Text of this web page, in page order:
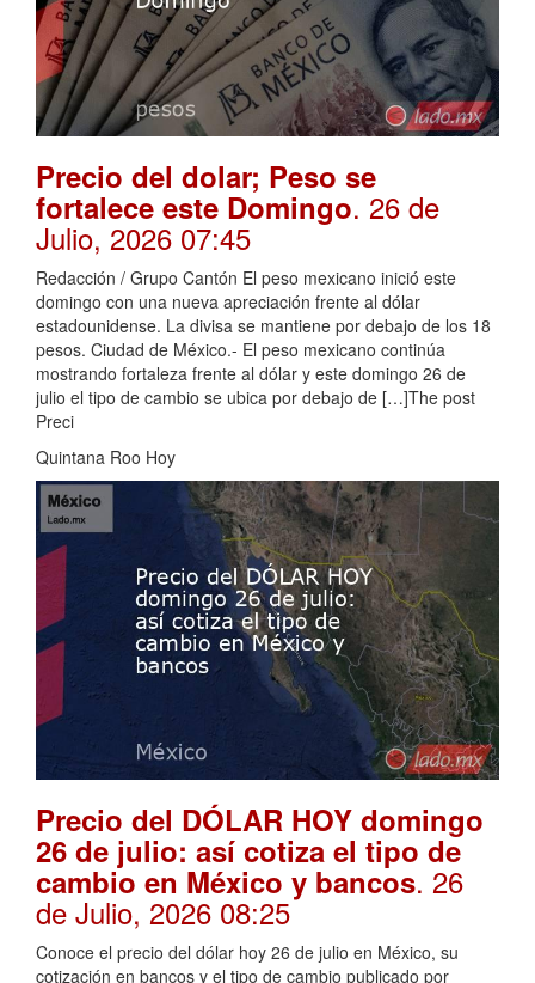
Precio del dolar; Peso se
fortalece este Domingo. 26 de
Julio, 2026 07:45
Redacción / Grupo Cantón El peso mexicano inició este
domingo con una nueva apreciación frente al dólar
estadounidense. La divisa se mantiene por debajo de los 18
pesos. Ciudad de México.- El peso mexicano continúa
mostrando fortaleza frente al dólar y este domingo 26 de
julio el tipo de cambio se ubica por debajo de […]The post
Preci
Quintana Roo Hoy
Precio del DÓLAR HOY domingo
26 de julio: así cotiza el tipo de
cambio en México y bancos. 26
de Julio, 2026 08:25
Conoce el precio del dólar hoy 26 de julio en México, su
cotización en bancos y el tipo de cambio publicado por